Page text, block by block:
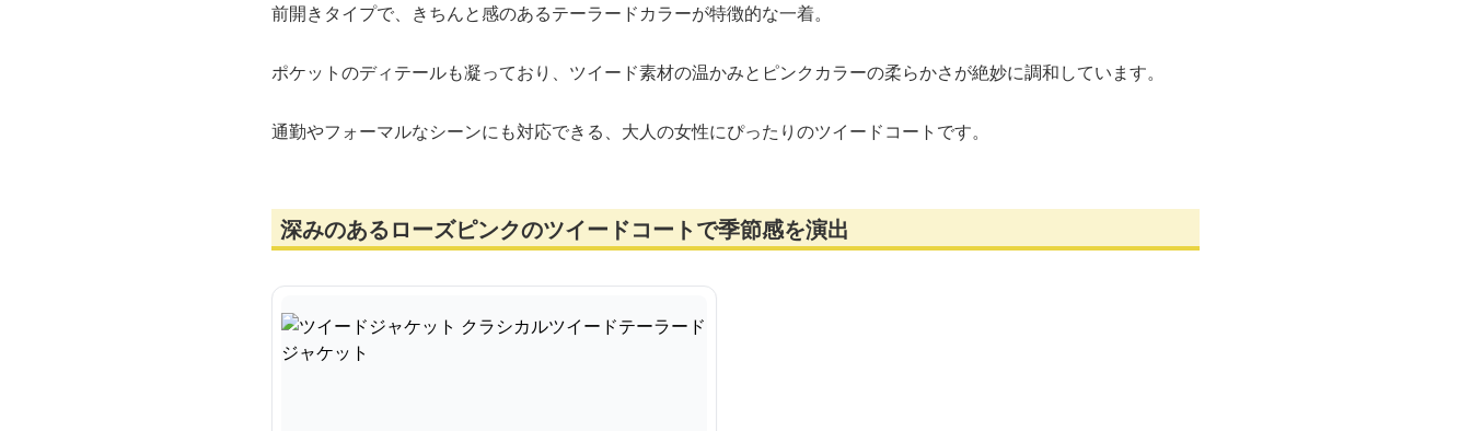
前開きタイプで、きちんと感のあるテーラードカラーが特徴的な一着。
ポケットのディテールも凝っており、ツイード素材の温かみとピンクカラーの柔らかさが絶妙に調和しています。
通勤やフォーマルなシーンにも対応できる、大人の女性にぴったりのツイードコートです。
深みのあるローズピンクのツイードコートで季節感を演出